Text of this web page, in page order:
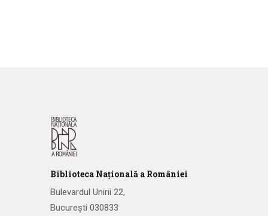
Biblioteca Națională a României
Bulevardul Unirii 22,
București 030833